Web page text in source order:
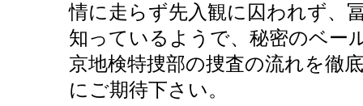
情に走らず先入観に囚われず、
知っているようで、秘密のベー
京地検特捜部の捜査の流れを徹
にご期待下さい。